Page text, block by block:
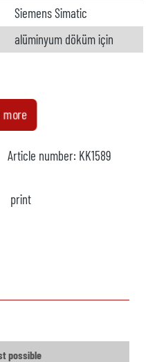
Siemens Simatic
alüminyum döküm için
mevcut
W1200SL ProDos
2002
mevcut değil
more
Article number: KK1589
print
possible